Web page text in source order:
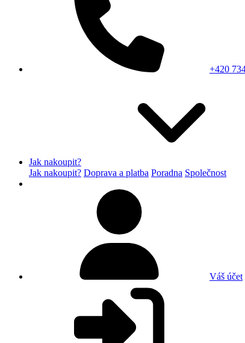
+420
Jak nakoupit?
Jak nakoupit? Doprava a platba Poradna Společnost
Váš účet